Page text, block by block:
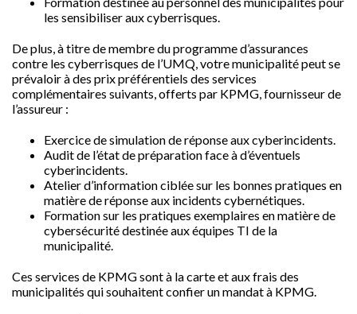
les sensibiliser aux cyberrisques.
De plus, à titre de membre du programme d’assurances
contre les cyberrisques de l’UMQ, votre municipalité peut se
prévaloir à des prix préférentiels des services
complémentaires suivants, offerts par KPMG, fournisseur de
l’assureur :
Exercice de simulation de réponse aux cyberincidents.
Audit de l’état de préparation face à d’éventuels
cyberincidents.
Atelier d’information ciblée sur les bonnes pratiques en
matière de réponse aux incidents cybernétiques.
Formation sur les pratiques exemplaires en matière de
cybersécurité destinée aux équipes TI de la
municipalité.
Ces services de KPMG sont à la carte et aux frais des
municipalités qui souhaitent confier un mandat à KPMG.